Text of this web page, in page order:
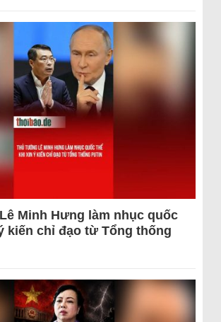
Minh Hưng làm nhục quốc
kiến chỉ đạo từ Tổng thống